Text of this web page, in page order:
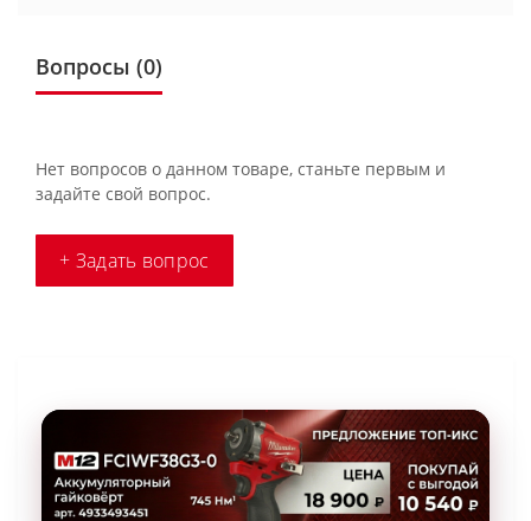
Вопросы (0)
Нет вопросов о данном товаре, станьте первым и
задайте свой вопрос.
+ Задать вопрос